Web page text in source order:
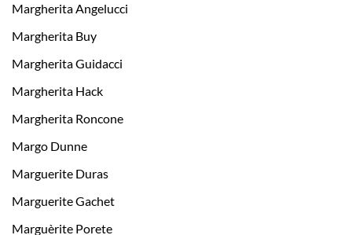
Margherita Angelucci
Margherita Buy
Margherita Guidacci
Margherita Hack
Margherita Roncone
Margo Dunne
Marguerite Duras
Marguerite Gachet
Marguèrite Porete